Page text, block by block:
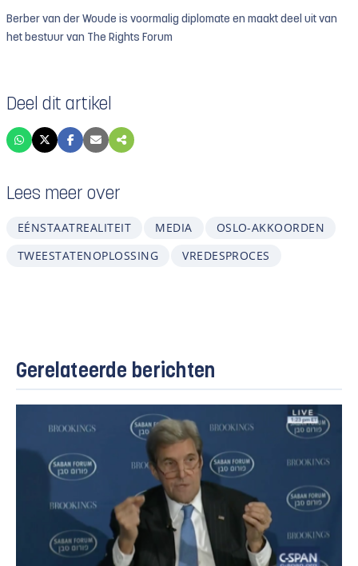
Berber van der Woude is voormalig diplomate en maakt deel uit van
het bestuur van The Rights Forum
Deel dit artikel
Lees meer over
EÉNSTAATREALITEIT MEDIA
OSLO-AKKOORDEN
TWEESTATENOPLOSSING
VREDESPROCES
Gerelateerde berichten